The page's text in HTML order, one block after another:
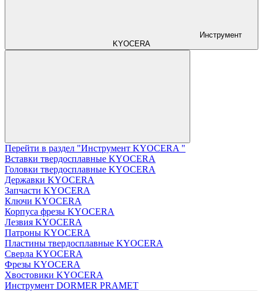
Инструмент
KYOCERA
Перейти в раздел "Инструмент KYOCERA "
Вставки твердосплавные KYOCERA
Головки твердосплавные KYOCERA
Державки KYOCERA
Запчасти KYOCERA
Ключи KYOCERA
Корпуса фрезы KYOCERA
Лезвия KYOCERA
Патроны KYOCERA
Пластины твердосплавные KYOCERA
Сверла KYOCERA
Фрезы KYOCERA
Хвостовики KYOCERA
Инструмент DORMER PRAMET